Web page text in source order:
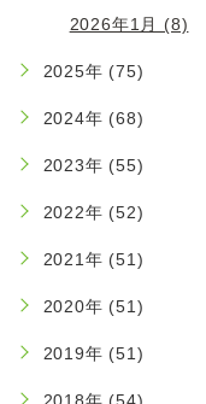
2026年1月 (8)
2025年 (75)
2024年 (68)
2023年 (55)
2022年 (52)
2021年 (51)
2020年 (51)
2019年 (51)